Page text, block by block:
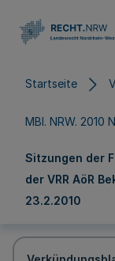
Startseite
MBl. NRW. 2010
Sitzungen der
der VRR AöR
23.2.2010